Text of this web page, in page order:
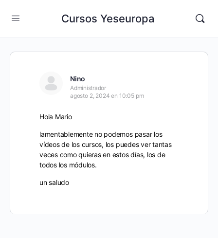
Cursos Yeseuropa
Nino
Administrador
agosto 2, 2024 en 10:05 pm
Hola Mario
lamentablemente no podemos pasar los
vídeos de los cursos, los puedes ver tantas
veces como quieras en estos días, los de
todos los módulos.
un saludo